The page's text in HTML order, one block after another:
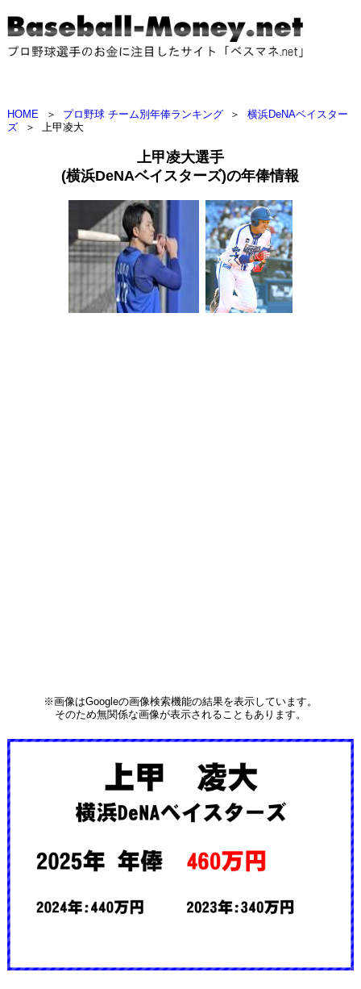
HOME ＞ プロ野球 チーム別年俸ランキング ＞
横浜DeNAベイスター
ズ
＞ 上甲凌大
上甲凌大選手
(横浜DeNAベイスターズ)の年俸情報
※画像はGoogleの画像検索機能の結果を表示しています。
そのため無関係な画像が表示されることもあります。